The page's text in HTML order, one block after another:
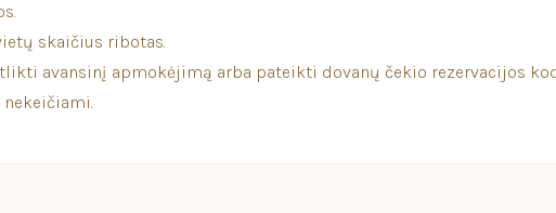
skaičius ribotas.
avansinį apmokėjimą arba pateikti dovanų čekio rezervacijos